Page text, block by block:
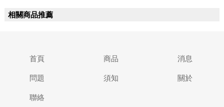
相關商品推薦
首頁 商品 消息
問題 須知 關於
聯絡